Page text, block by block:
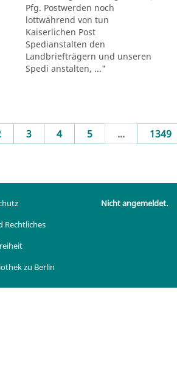
Pfg. Postwerden noch
lottwährend von tun
Kaiserlichen Post
Spedianstalten den
Landbriefträgern und unseren
Spedi anstalten, ..."
3 4 5 ... 1349
Rechtliches
zu Berlin
Nicht angemeldet.